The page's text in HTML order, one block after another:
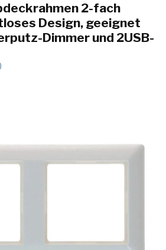
2-fach
Design, geeignet
Dimmer und 2USB-